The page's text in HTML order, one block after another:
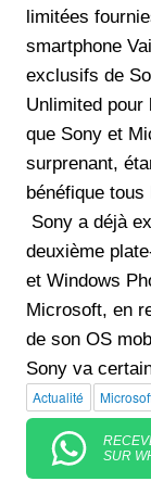
limitées
smartphone
exclusifs de
Unlimited pour
que Sony et
surprenant,
bénéfique tous
Sony a déjà
deuxième
et Windows
Microsoft, en
de son OS
Sony va
Actualité
SUR